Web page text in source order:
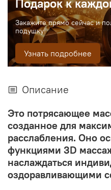
Закажите прямо сейчас и
подушку!
Узнать подробнее
Описание
Это потрясающее
созданное для
расслабления. Оно
функциями 3D
наслаждаться
оздоравливающими